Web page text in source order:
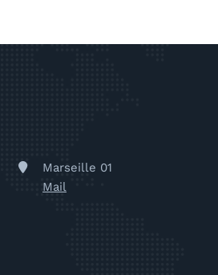
Marseille 01
Mail